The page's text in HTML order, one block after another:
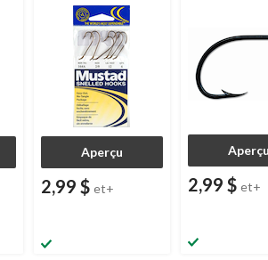
Aperçu
2,99 $ et+ 2,99 $ et+